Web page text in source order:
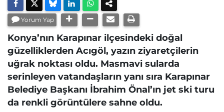
Yorum Yap
Konya’nın Karapınar ilçesindeki doğal
güzelliklerden Acıgöl, yazın ziyaretçilerin
uğrak noktası oldu. Masmavi sularda
serinleyen vatandaşların yanı sıra Karapınar
Belediye Başkanı İbrahim Önal’ın jet ski turu
da renkli görüntülere sahne oldu.